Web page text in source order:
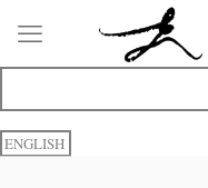
ENGLISH